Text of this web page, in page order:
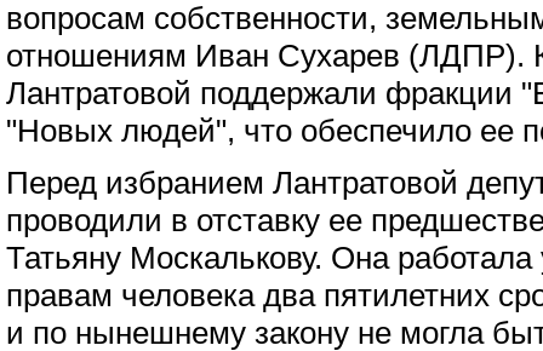
вопросам собственности,
отношениям Иван Сухарев (ЛДПР).
Лантратовой поддержали фракции
"Новых людей", что обеспечило ее
Перед избранием Лантратовой
проводили в отставку ее
Татьяну Москалькову. Она
правам человека два пятилетних
и по нынешнему закону не могла